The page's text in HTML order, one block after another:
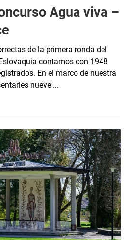
Agua viva –
de la primera ronda del
contamos con 1948
En el marco de nuestra
nueve ...